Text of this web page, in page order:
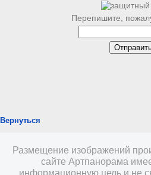
Перепишите,
Вернуться
Размещение изображений
сайте Артпанорама
информационную цель и не